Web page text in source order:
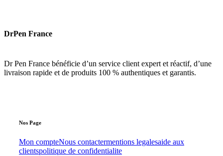
DrPen France
Dr Pen France bénéficie d’un service client expert et réactif, d’une
livraison rapide et de produits 100 % authentiques et garantis.
Nos Page
Mon compteNous contactermentions legalesaide aux
clientspolitique de confidentialite